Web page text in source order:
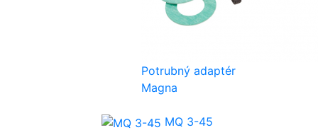
Potrubný adaptér
Magna
MQ 3-45